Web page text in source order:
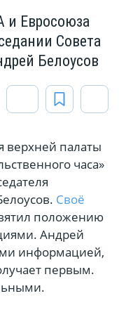
и Евросоюза
Совета
Белоусов
верхней палаты
часа»
Своё
положению
Андрей
информацией,
первым.